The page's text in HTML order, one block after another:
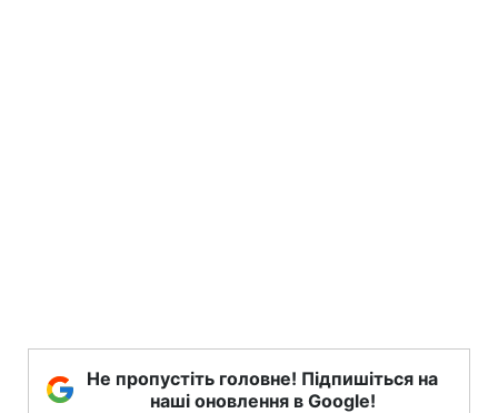
Не пропустіть головне! Підпишіться на
наші оновлення в Google!